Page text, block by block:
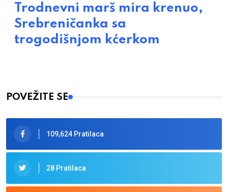
Trodnevni marš mira krenuo,
Srebreničanka sa
trogodišnjom kćerkom
POVEŽITE SE
109,624 Pratilaca
28 Pratilaca